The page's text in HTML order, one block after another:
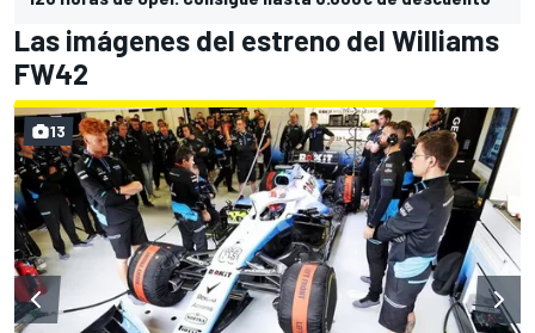
Las imágenes del estreno del Williams
FW42
13